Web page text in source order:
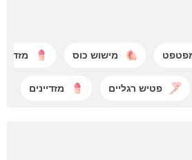
מישוש כוס
פטיש רגליים מזדיינים